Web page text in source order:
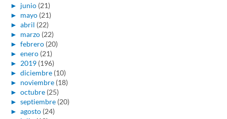
► junio (21)
► mayo (21)
► abril (22)
► marzo (22)
► febrero (20)
► enero (21)
► 2019 (196)
► diciembre (10)
► noviembre (18)
► octubre (25)
► septiembre (20)
► agosto (24)